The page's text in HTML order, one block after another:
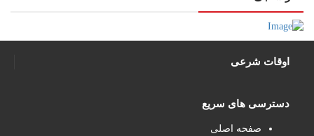
اوقات شرعی
دسترسی های سریع
صفحه اصلی